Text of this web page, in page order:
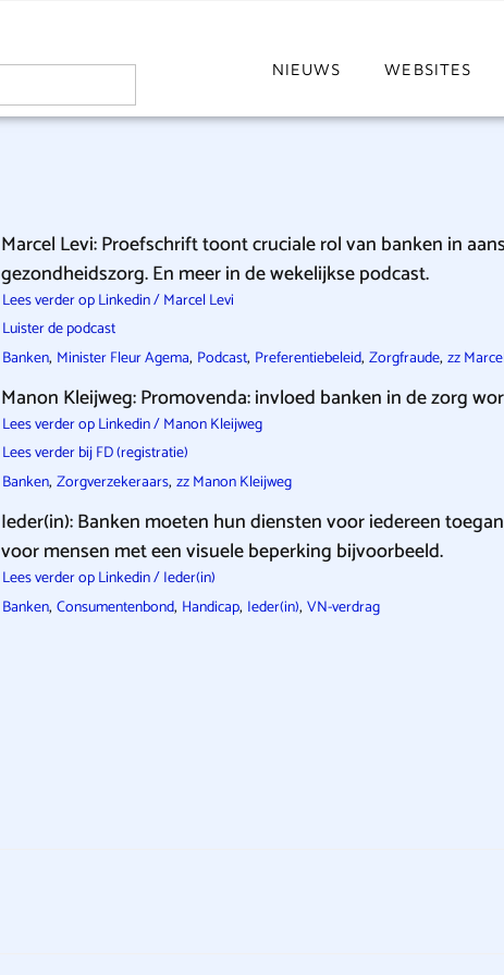
NIEUWS WEBSITES
Marcel Levi: Proefschrift toont cruciale rol van banken in
gezondheidszorg. En meer in de wekelijkse podcast.
Lees verder op Linkedin / Marcel Levi
Luister de podcast
Banken, Minister Fleur Agema, Podcast, Preferentiebeleid, Zorgfraude, zz
Manon Kleijweg: Promovenda: invloed banken in de zorg
Lees verder op Linkedin / Manon Kleijweg
Lees verder bij FD (registratie)
Banken, Zorgverzekeraars, zz Manon Kleijweg
Ieder(in): Banken moeten hun diensten voor iedereen
voor mensen met een visuele beperking bijvoorbeeld.
Lees verder op Linkedin / Ieder(in)
Banken, Consumentenbond, Handicap, Ieder(in), VN-verdrag